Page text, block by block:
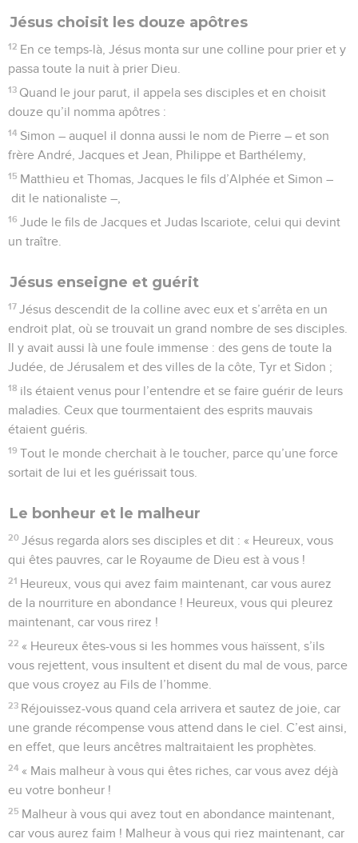
Jésus choisit les douze apôtres
12 En ce temps-là, Jésus monta sur une colline pour prier et y
passa toute la nuit à prier Dieu.
13 Quand le jour parut, il appela ses disciples et en choisit
douze qu’il nomma apôtres :
14 Simon – auquel il donna aussi le nom de Pierre – et son
frère André, Jacques et Jean, Philippe et Barthélemy,
15 Matthieu et Thomas, Jacques le fils d’Alphée et Simon –
dit le nationaliste –,
16 Jude le fils de Jacques et Judas Iscariote, celui qui devint
un traître.
Jésus enseigne et guérit
17 Jésus descendit de la colline avec eux et s’arrêta en un
endroit plat, où se trouvait un grand nombre de ses disciples.
Il y avait aussi là une foule immense : des gens de toute la
Judée, de Jérusalem et des villes de la côte, Tyr et Sidon ;
18 ils étaient venus pour l’entendre et se faire guérir de leurs
maladies. Ceux que tourmentaient des esprits mauvais
étaient guéris.
19 Tout le monde cherchait à le toucher, parce qu’une force
sortait de lui et les guérissait tous.
Le bonheur et le malheur
20 Jésus regarda alors ses disciples et dit : « Heureux, vous
qui êtes pauvres, car le Royaume de Dieu est à vous !
21 Heureux, vous qui avez faim maintenant, car vous aurez
de la nourriture en abondance ! Heureux, vous qui pleurez
maintenant, car vous rirez !
22 « Heureux êtes-vous si les hommes vous haïssent, s’ils
vous rejettent, vous insultent et disent du mal de vous, parce
que vous croyez au Fils de l’homme.
23 Réjouissez-vous quand cela arrivera et sautez de joie, car
une grande récompense vous attend dans le ciel. C’est ainsi,
en effet, que leurs ancêtres maltraitaient les prophètes.
24 « Mais malheur à vous qui êtes riches, car vous avez déjà
eu votre bonheur !
25 Malheur à vous qui avez tout en abondance maintenant,
car vous aurez faim ! Malheur à vous qui riez maintenant, car